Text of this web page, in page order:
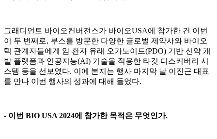
그래디언트 바이오컨버전스가 바이오USA에 참가한 건 이번
이 두 번째로, 부스를 방문한 다양한 글로벌 제약사와 바이오
텍 관계자들에게 암 환자 유래 오가노이드(PDO) 기반 신약 개
발 플랫폼과 인공지능(AI) 기술을 적용한 타깃 디스커버리 시
스템 등을 선보였다. 이에 본지는 행사 마지막 날 이진근 대표
를 만나 이번 행사의 성과에 대해 들었다.
- 이번 BIO USA 2024에 참가한 목적은 무엇인가.